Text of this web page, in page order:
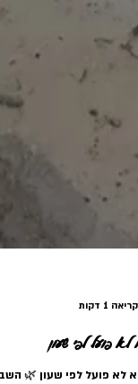
1 דקות